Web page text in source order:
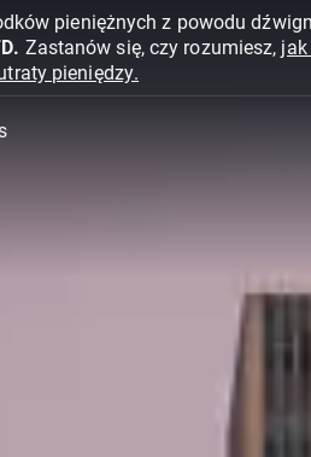
pieniężnych z powodu
Zastanów się, czy rozumiesz, jak
pieniędzy.